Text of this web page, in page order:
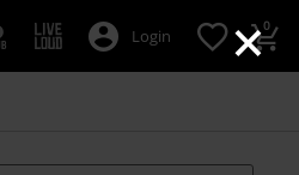
×
Login 0